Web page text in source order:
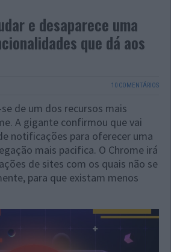
e desaparece uma
que dá aos
10 COMENTÁRIOS
de um dos recursos mais
A gigante confirmou que vai
notificações para oferecer uma
mais pacifica. O Chrome irá
de sites com os quais não se
para que existam menos